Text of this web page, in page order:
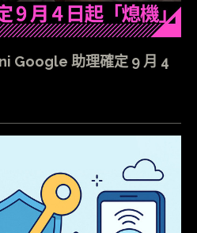
Google 助理確定 9 月 4